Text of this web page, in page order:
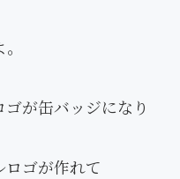
が缶バッジになり
ゴが作れて